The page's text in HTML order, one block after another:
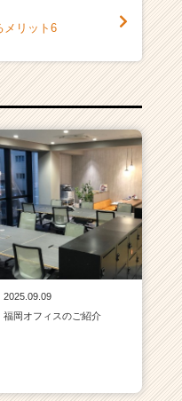
メリット6
2025.09.09
福岡オフィスのご紹介